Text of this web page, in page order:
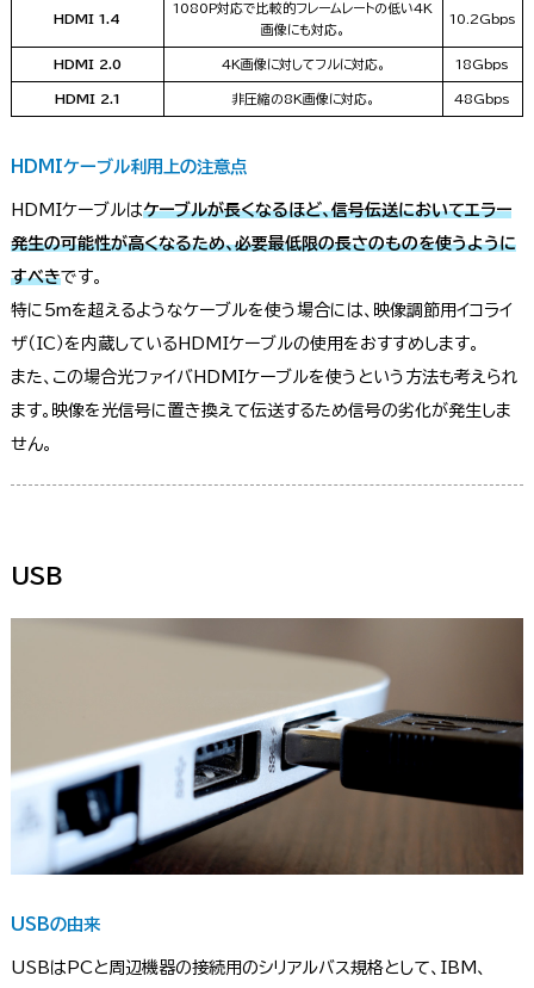
HDMI 1.4
1080P対応で比較的フレームレートの低い4K
画像にも対応。
10.2Gbps
HDMI 2.0 4K画像に対してフルに対応。 18Gbps
HDMI 2.1 非圧縮の8K画像に対応。 48Gbps
HDMIケーブル利用上の注意点
HDMIケーブルはケーブルが長くなるほど、信号伝送においてエラー
発生の可能性が高くなるため、必要最低限の長さのものを使うように
すべきです。
特に5mを超えるようなケーブルを使う場合には、映像調節用イコライ
ザ（IC）を内蔵しているHDMIケーブルの使用をおすすめします。
また、この場合光ファイバHDMIケーブルを使うという方法も考えられ
ます。映像を光信号に置き換えて伝送するため信号の劣化が発生しま
せん。
USB
USBの由来
USBはPCと周辺機器の接続用のシリアルバス規格として、IBM、